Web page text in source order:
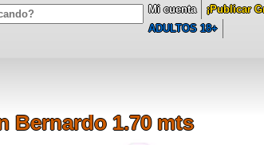
in/home/u461468646/domains/
Bernardo 1.70 mts
Mi cuenta ¡Publicar
ADULTOS 18+